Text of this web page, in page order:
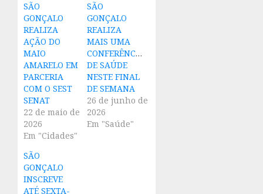
SÃO
GONÇALO
REALIZA
AÇÃO DO
MAIO
AMARELO EM
PARCERIA
COM O SEST
SENAT
22 de maio de
2026
Em "Cidades"
SÃO
GONÇALO
REALIZA
MAIS UMA
CONFERÊNCIA
DE SAÚDE
NESTE FINAL
DE SEMANA
26 de junho de
2026
Em "Saúde"
SÃO
GONÇALO
INSCREVE
ATÉ SEXTA-